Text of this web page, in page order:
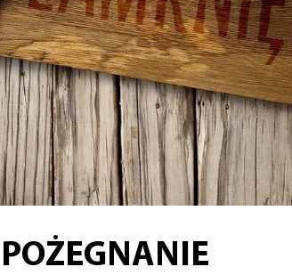
POŻEGNANIE